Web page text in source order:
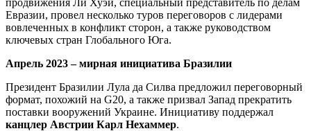
продвижения Ли Хуэй, специальный представитель по делам
Евразии, провел несколько туров переговоров с лидерами
вовлеченных в конфликт сторон, а также руководством
ключевых стран Глобального Юга.
Апрель 2023 – мирная инициатива Бразилии
Президент Бразилии Лула да Силва предложил переговорный
формат, похожий на G20, а также призвал Запад прекратить
поставки вооружений Украине. Инициативу поддержал
канцлер Австрии Карл Нехаммер.